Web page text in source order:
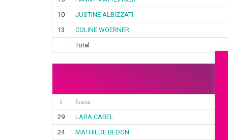
10
JUSTINE ALBIZZATI
13
COLINE WOERNER
Total
# Joueur
29 LARA CABEL
24
MATHILDE BEDON